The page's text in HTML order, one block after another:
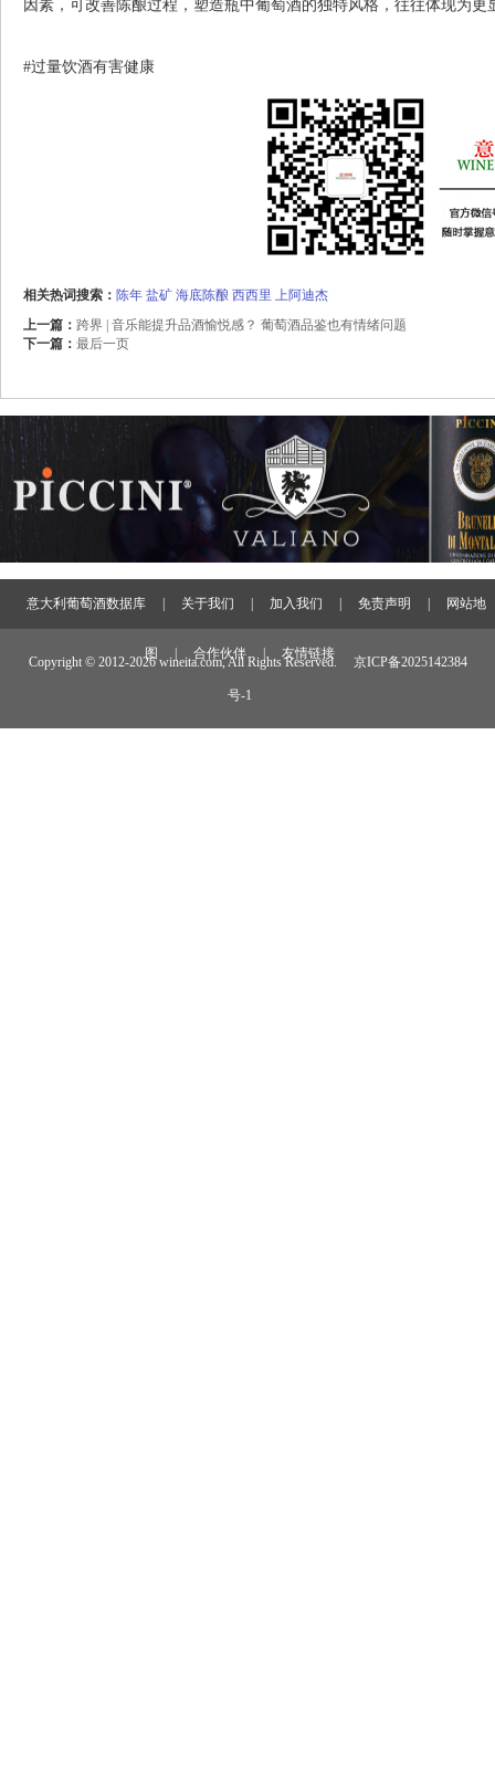
因素，可改善陈酿过程，塑造瓶中葡萄酒的独特风格，往往体现为
#过量饮酒有害健康
相关热词搜索： 陈年 盐矿 海底陈酿 西西里 上阿迪杰
上一篇： 跨界 | 音乐能提升品酒愉悦感？ 葡萄酒品鉴也有情绪问题
下一篇： 最后一页
意大利葡萄酒数据库 关于我们 加入我们 免责声明 网站地
图 合作伙伴 友情链接
Copyright © 2012-2026 wineita.com, All Rights Reserved. 京ICP备2025142384
号-1